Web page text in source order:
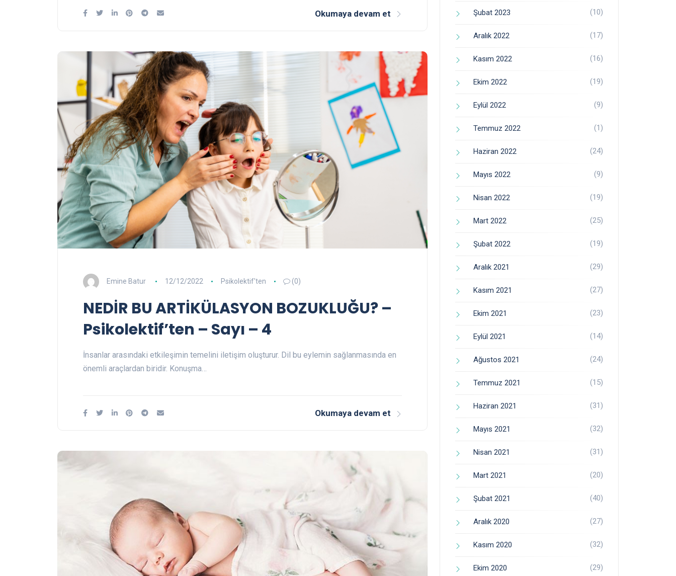
Okumaya devam et
Emine Batur 12/12/2022 Psikolektif'ten (0)
NEDİR BU ARTİKÜLASYON BOZUKLUĞU? –
Psikolektif’ten – Sayı – 4
İnsanlar arasındaki etkileşimin temelini iletişim oluşturur. Dil bu eylemin sağlanmasında en
önemli araçlardan biridir. Konuşma…
Okumaya devam et
Şubat 2023 (10)
Aralık 2022 (17)
Kasım 2022 (16)
Ekim 2022 (19)
Eylül 2022 (9)
Temmuz 2022 (1)
Haziran 2022 (24)
Mayıs 2022 (9)
Nisan 2022 (19)
Mart 2022 (25)
Şubat 2022 (19)
Aralık 2021 (29)
Kasım 2021 (27)
Ekim 2021 (23)
Eylül 2021 (14)
Ağustos 2021 (24)
Temmuz 2021 (15)
Haziran 2021 (31)
Mayıs 2021 (32)
Nisan 2021 (31)
Mart 2021 (20)
Şubat 2021 (40)
Aralık 2020 (27)
Kasım 2020 (32)
Ekim 2020 (29)